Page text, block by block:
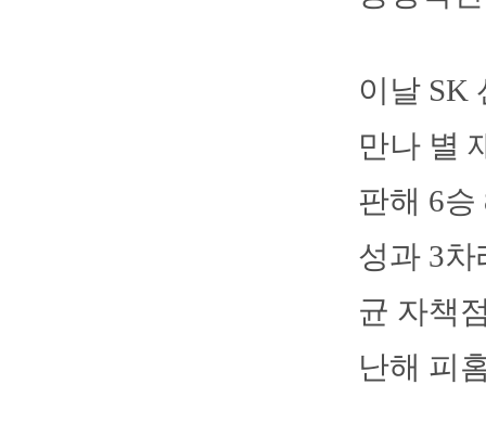
이날 SK
만나 별
판해 6승
성과 3차
균 자책
난해 피